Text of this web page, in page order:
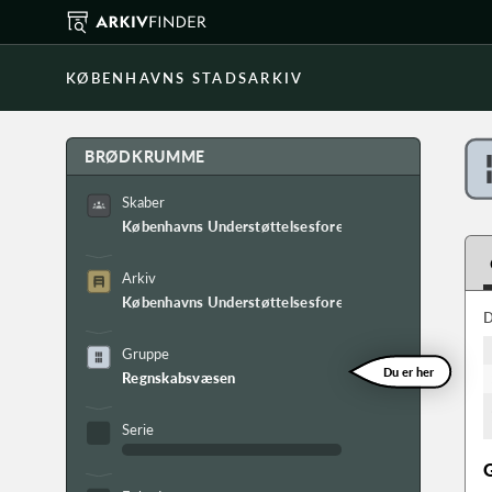
KØBENHAVNS STADSARKIV
BRØDKRUMME
Skaber
Københavns Understøttelsesforening
Arkiv
Københavns Understøttelsesforenings arkiv
Gruppe
Regnskabsvæsen
Du er her
Serie